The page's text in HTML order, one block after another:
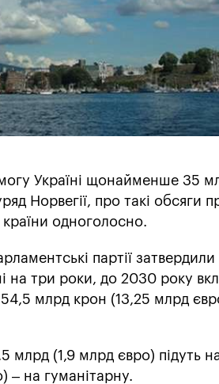
Україні щонайменше 35
Норвегії, про такі обсяги
країни одноголосно.
партії затвердили
на три роки, до 2030 року
млрд крон (13,25 млрд
млрд (1,9 млрд євро) підуть
– на гуманітарну.